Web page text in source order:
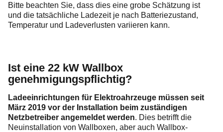
Bitte beachten Sie, dass dies eine grobe Schätzung ist
und die tatsächliche Ladezeit je nach Batteriezustand,
Temperatur und Ladeverlusten variieren kann.
Ist eine 22 kW Wallbox
genehmigungspflichtig?
Ladeeinrichtungen für Elektroahrzeuge müssen seit
März 2019 vor der Installation beim zuständigen
Netzbetreiber angemeldet werden. Dies betrifft die
Neuinstallation von Wallboxen, aber auch Wallbox-